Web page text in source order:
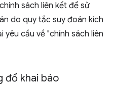
sách liên kết để sử
do quy tắc suy đoán kích
cầu về "chính sách liên
đổ khai báo